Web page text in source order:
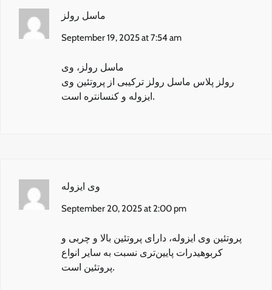
ماسل رولز
September 19, 2025 at 7:54 am
ماسل رولز ، وی
رولز پلاس ماسل رولز ترکیبی از پروتئین وی
ایزوله و کنسانتره است.
وی ایزوله
September 20, 2025 at 2:00 pm
پروتئین وی ایزوله، دارای پروتئین بالا و چربی و
کربوهیدرات پایین‌تری نسبت به سایر انواع
پروتئین است.